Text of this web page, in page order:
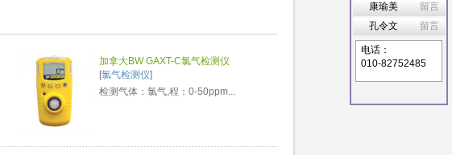
加拿大BW GAXT-C氯气检测仪
[氯气检测仪]
检测气体：氯气,程：0-50ppm...
留言
康瑜美
留言
孔令文
电话：
010-82752485